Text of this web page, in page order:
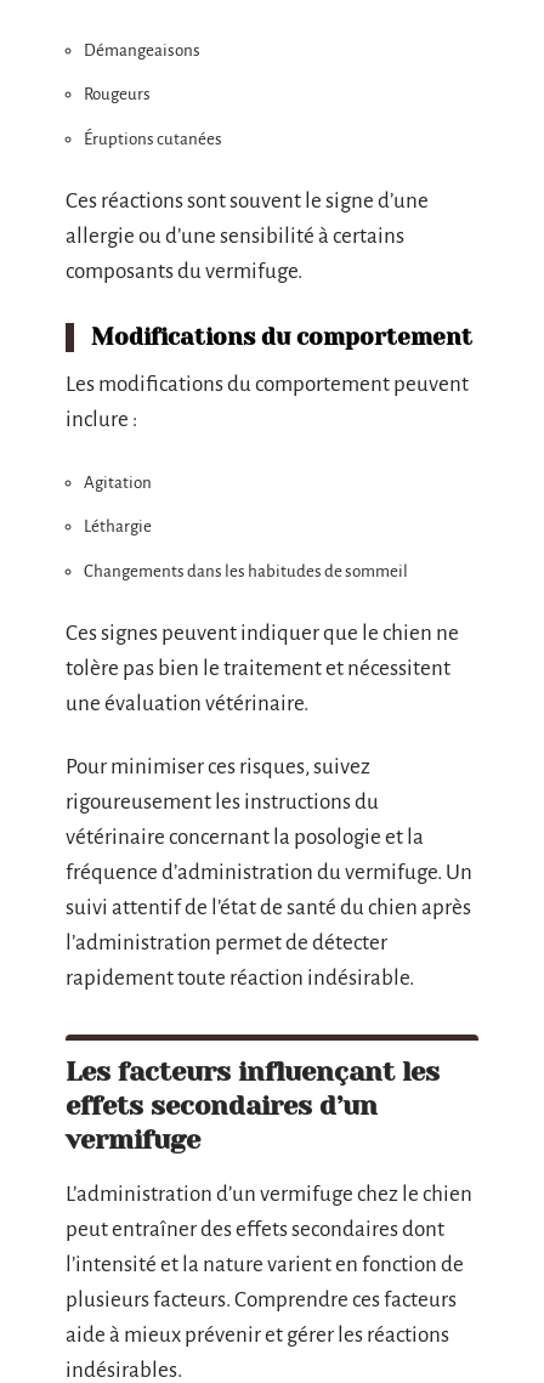
Démangeaisons
Rougeurs
Éruptions cutanées
Ces réactions sont souvent le signe d’une
allergie ou d’une sensibilité à certains
composants du vermifuge.
Modifications du comportement
Les modifications du comportement peuvent
inclure :
Agitation
Léthargie
Changements dans les habitudes de sommeil
Ces signes peuvent indiquer que le chien ne
tolère pas bien le traitement et nécessitent
une évaluation vétérinaire.
Pour minimiser ces risques, suivez
rigoureusement les instructions du
vétérinaire concernant la posologie et la
fréquence d’administration du vermifuge. Un
suivi attentif de l’état de santé du chien après
l’administration permet de détecter
rapidement toute réaction indésirable.
Les facteurs influençant les
effets secondaires d’un
vermifuge
L’administration d’un vermifuge chez le chien
peut entraîner des effets secondaires dont
l’intensité et la nature varient en fonction de
plusieurs facteurs. Comprendre ces facteurs
aide à mieux prévenir et gérer les réactions
indésirables.